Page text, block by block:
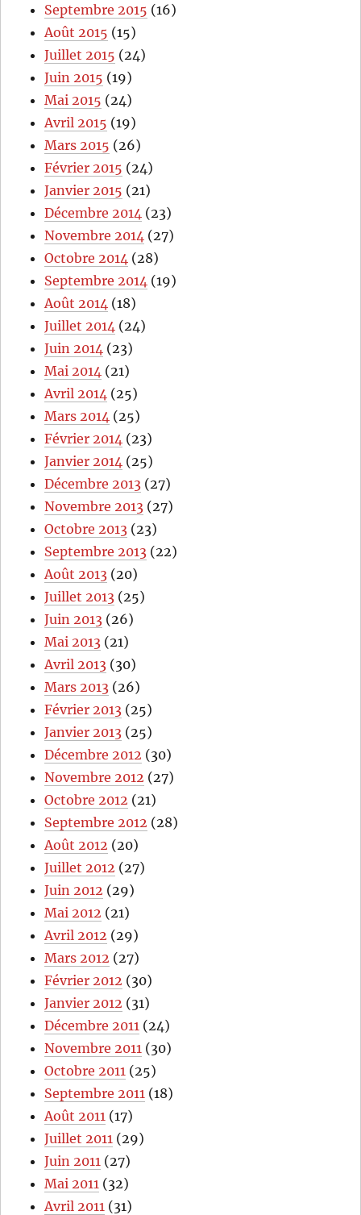
Septembre 2015 (16)
Août 2015 (15)
Juillet 2015 (24)
Juin 2015 (19)
Mai 2015 (24)
Avril 2015 (19)
Mars 2015 (26)
Février 2015 (24)
Janvier 2015 (21)
Décembre 2014 (23)
Novembre 2014 (27)
Octobre 2014 (28)
Septembre 2014 (19)
Août 2014 (18)
Juillet 2014 (24)
Juin 2014 (23)
Mai 2014 (21)
Avril 2014 (25)
Mars 2014 (25)
Février 2014 (23)
Janvier 2014 (25)
Décembre 2013 (27)
Novembre 2013 (27)
Octobre 2013 (23)
Septembre 2013 (22)
Août 2013 (20)
Juillet 2013 (25)
Juin 2013 (26)
Mai 2013 (21)
Avril 2013 (30)
Mars 2013 (26)
Février 2013 (25)
Janvier 2013 (25)
Décembre 2012 (30)
Novembre 2012 (27)
Octobre 2012 (21)
Septembre 2012 (28)
Août 2012 (20)
Juillet 2012 (27)
Juin 2012 (29)
Mai 2012 (21)
Avril 2012 (29)
Mars 2012 (27)
Février 2012 (30)
Janvier 2012 (31)
Décembre 2011 (24)
Novembre 2011 (30)
Octobre 2011 (25)
Septembre 2011 (18)
Août 2011 (17)
Juillet 2011 (29)
Juin 2011 (27)
Mai 2011 (32)
Avril 2011 (31)